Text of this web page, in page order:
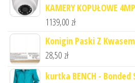
KAMERY KOPUŁOWE
1139,00 zł
Konigin Paski Z
28,50 zł
kurtka BENCH -